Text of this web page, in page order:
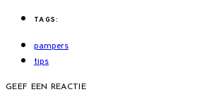
TAGS:
pampers
tips
GEEF EEN REACTIE